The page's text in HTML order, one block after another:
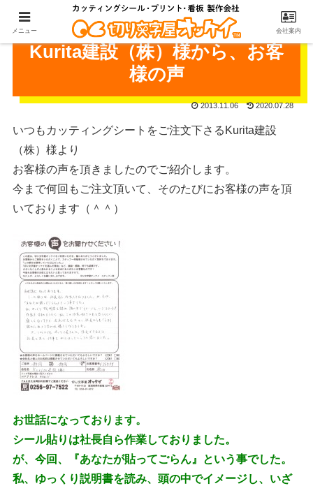
Kurita建設（株）様から、お客
様の声
2013.11.06 2020.07.28
いつもカッティングシートをご注文下さるKurita建設
（株）様より
お客様の声を頂きましたのでご紹介します。
今まで何回もご注文頂いて、そのたびにお客様の声を頂
いております（＾＾）
お世話になっております。
シール貼りは社長自ら作業しておりました。
が、今回、『あなたが貼ってごらん』という事でした。
私、ゆっくり説明書を読み、頭の中でイメージし、いざ
メニュー 会社案内